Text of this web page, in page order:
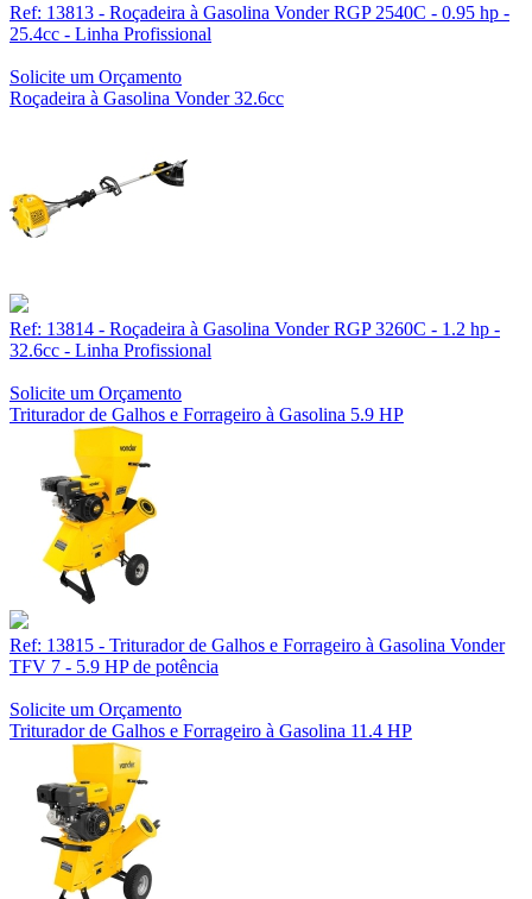
Ref: 13813 - Roçadeira à Gasolina Vonder RGP 2540C - 0.95 hp -
25.4cc - Linha Profissional
Solicite um Orçamento
Roçadeira à Gasolina Vonder 32.6cc
Ref: 13814 - Roçadeira à Gasolina Vonder RGP 3260C - 1.2 hp -
32.6cc - Linha Profissional
Solicite um Orçamento
Triturador de Galhos e Forrageiro à Gasolina 5.9 HP
Ref: 13815 - Triturador de Galhos e Forrageiro à Gasolina Vonder
TFV 7 - 5.9 HP de potência
Solicite um Orçamento
Triturador de Galhos e Forrageiro à Gasolina 11.4 HP